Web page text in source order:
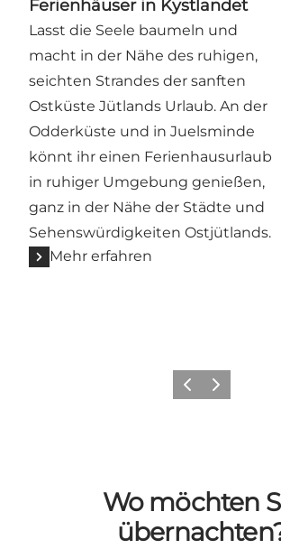
Ferienhäuser in Kystlandet
Lasst die Seele baumeln und
macht in der Nähe des ruhigen,
seichten Strandes der sanften
Ostküste Jütlands Urlaub. An der
Odderküste und in Juelsminde
könnt ihr einen Ferienhausurlaub
in ruhiger Umgebung genießen,
ganz in der Nähe der Städte und
Sehenswürdigkeiten Ostjütlands.
Mehr erfahren
ZurückWeiter
Wo möchten